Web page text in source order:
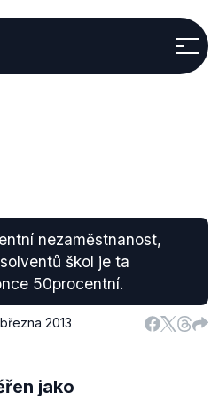
nezaměstnanost,
škol je ta
50procentní.
2013
jako